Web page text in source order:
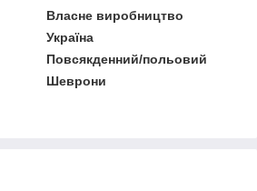
Власне виробництво
Україна
Повсякденний/польовий
Шеврони